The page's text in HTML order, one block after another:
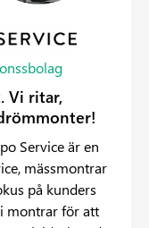
Vi ritar,
Service är en
mässmontrar
på kunders
montrar för att